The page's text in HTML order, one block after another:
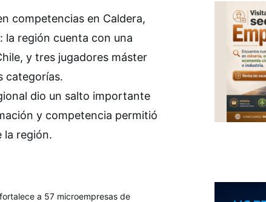
competencias en Caldera,
la región cuenta con una
y tres jugadores máster
categorías.
dio un salto importante
y competencia permitió
la región.
a 57 microempresas de